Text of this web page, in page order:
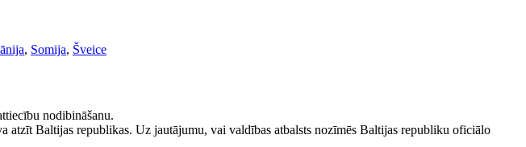
, Somija, Šveice
nodibināšanu.
atzīt Baltijas republikas. Uz jautājumu, vai valdības atbalsts nozīmēs Baltijas republiku oficiālo